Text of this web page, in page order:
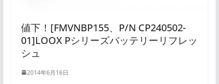
値下！[FMVNBP155、P/N CP240502-
01]LOOX Pシリーズバッテリーリフレッ
シュ
2014年6月16日